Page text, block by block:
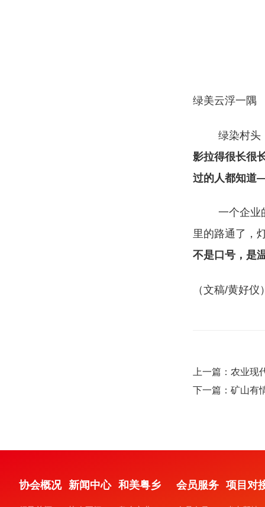
绿美云浮一隅
绿染村头
影拉得很长很
过的人都知
一个企业
里的路通了，
不是口号，是
（文稿/黄好仪
上一篇：农业
下一篇：矿山有
协会概况 新闻中心 和美粤乡 会员服务 项目对